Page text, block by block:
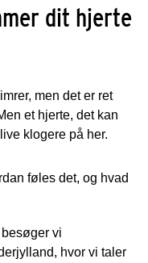
dit hjerte
men det er ret
et hjerte, det kan
klogere på her.
føles det, og hvad
vi
hvor vi taler